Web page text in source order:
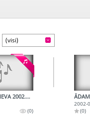
(visi)
ĀDAMS UN IEVA 2002.03.23.
(0)
2002-
(0)